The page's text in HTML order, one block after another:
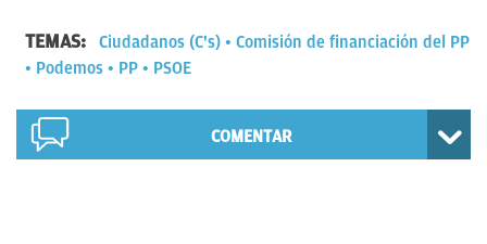
TEMAS: Ciudadanos (C's)
Comisión de financiación del PP
Podemos
PP PSOE
COMENTAR